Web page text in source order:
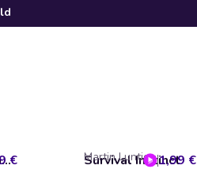
Mit Fahrrad von Athen nach Budva€ Survival Instinct
Martin Luntig 1,99 €